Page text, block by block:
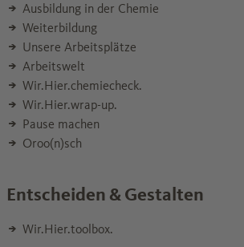
Ausbildung in der Chemie
Weiterbildung
Unsere Arbeitsplätze
Arbeitswelt
Wir.Hier.chemiecheck.
Wir.Hier.wrap-up.
Pause machen
Oroo(n)sch
Entscheiden & Gestalten
Wir.Hier.toolbox.